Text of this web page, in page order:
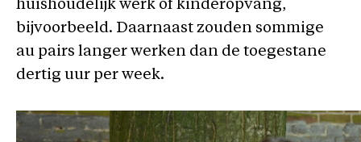
huishoudelijk werk of kinderopvang,
bijvoorbeeld. Daarnaast zouden sommige
au pairs langer werken dan de toegestane
dertig uur per week.